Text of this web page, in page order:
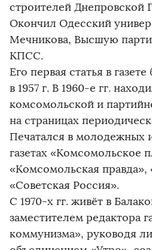
строителей Днепровской
Окончил Одесский
Мечникова, Высшую
КПСС.
Его первая статья в
в 1957 г. В 1960-е гг.
комсомольской и
на страницах
Печатался в молодежных
газетах «Комсомольское
«Комсомольская
«Советская Россия».
С 1970-х гг. живёт в
заместителем редактора
коммунизма», руководя